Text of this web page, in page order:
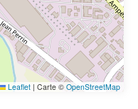
Leaflet | Carte © OpenStreetMap